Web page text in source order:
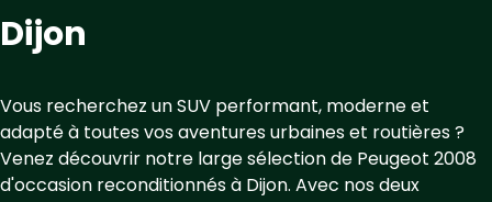
Dijon
Vous recherchez un SUV performant, moderne et
adapté à toutes vos aventures urbaines et routières ?
Venez découvrir notre large sélection de Peugeot 2008
d'occasion reconditionnés à Dijon. Avec nos deux